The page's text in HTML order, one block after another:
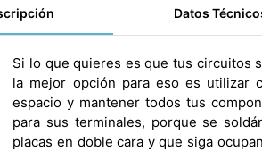
Datos
Si lo que quieres es que tus circuitos
la mejor opción para eso es utilizar
espacio y mantener todos tus
para sus terminales, porque se
placas en doble cara y que siga